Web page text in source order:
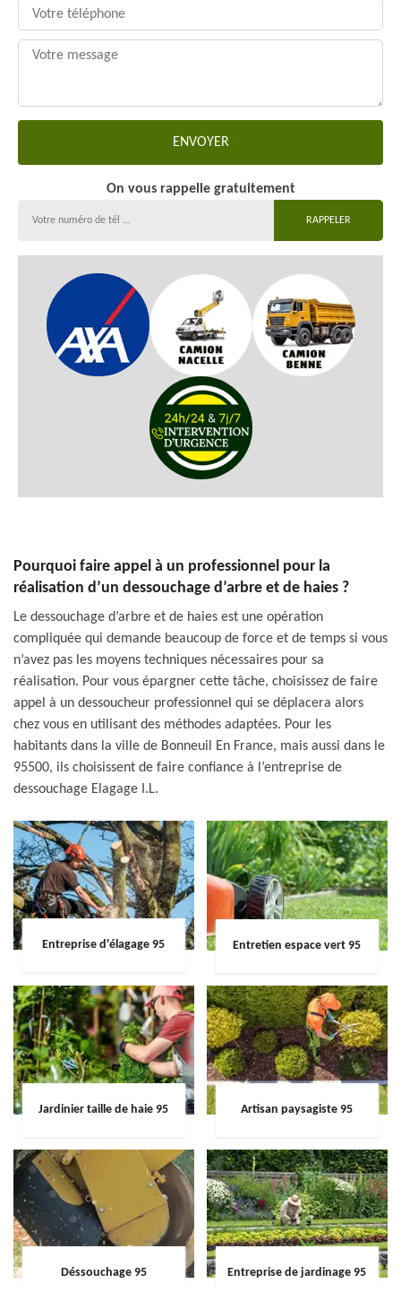
On vous rappelle gratuitement
Pourquoi faire appel à un professionnel pour la
réalisation d’un dessouchage d’arbre et de haies ?
Le dessouchage d’arbre et de haies est une opération
compliquée qui demande beaucoup de force et de temps si vous
n’avez pas les moyens techniques nécessaires pour sa
réalisation. Pour vous épargner cette tâche, choisissez de faire
appel à un dessoucheur professionnel qui se déplacera alors
chez vous en utilisant des méthodes adaptées. Pour les
habitants dans la ville de Bonneuil En France, mais aussi dans le
95500, ils choisissent de faire confiance à l’entreprise de
dessouchage Elagage I.L.
Entreprise d'élagage 95 Entretien espace vert 95
Jardinier taille de haie 95 Artisan paysagiste 95
Déssouchage 95 Entreprise de jardinage 95